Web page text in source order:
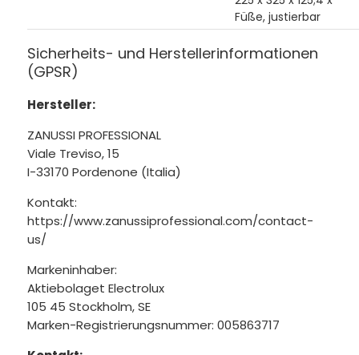
Füße, justierbar
Sicherheits- und Herstellerinformationen
(GPSR)
Hersteller:
ZANUSSI PROFESSIONAL
Viale Treviso, 15
I-33170 Pordenone (Italia)
Kontakt:
https://www.zanussiprofessional.com/contact-
us/
Markeninhaber:
Aktiebolaget Electrolux
105 45 Stockholm, SE
Marken-Registrierungsnummer: 005863717